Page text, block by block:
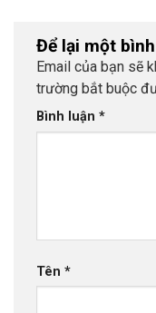
giữ dịch vụ chạy ổn
chi phí hạ tầng thực
theo nhu cầu và rà
Để lại một
Email của bạn sẽ
trường bắt buộc
Bình luận *
Tên *